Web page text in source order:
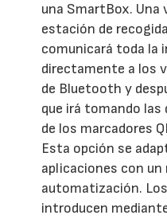
una SmartBox. Una
estación de
comunicará toda la
directamente a los
de Bluetooth y
que irá tomando
de los marcadores
Esta opción se
aplicaciones con
automatización.
introducen